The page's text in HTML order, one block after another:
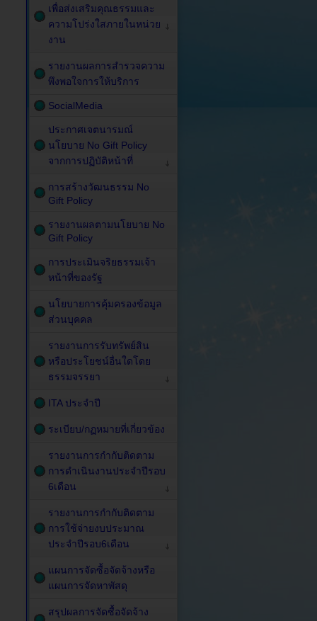
เพื่อส่งเสริมคุณธรรมและ
ความโปร่งใสภายในหน่วย
งาน
รายงานผลการสำรวจความ
พึงพอใจการให้บริการ
SocialMedia
ประกาศเจตนารมณ์
นโยบาย No Gift Policy
จากการปฏิบัติหน้าที่
การสร้างวัฒนธรรม No
Gift Policy
รายงานผลตามนโยบาย No
Gift Policy
การประเมินจริยธรรมเจ้า
หน้าที่ของรัฐ
นโยบายการคุ้มครองข้อมูล
ส่วนบุคคล
รายงานการรับทรัพย์สิน
หรือประโยชน์อื่นใดโดย
ธรรมจรรยา
ITA ประจำปี
ระเบียบ/กฏหมายที่เกี่ยวข้อง
รายงานการกำกับติดตาม
การดำเนินงานประจำปีรอบ
6เดือน
รายงานการกำกับติดตาม
การใช้จ่ายงบประมาณ
ประจำปีรอบ6เดือน
แผนการจัดซื้อจัดจ้างหรือ
แผนการจัดหาพัสดุ
สรุปผลการจัดซื้อจัดจ้าง